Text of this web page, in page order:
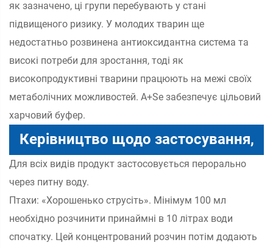
як зазначено, ці групи перебувають у стані
підвищеного ризику. У молодих тварин ще
недостатньо розвинена антиоксидантна система та
високі потреби для зростання, тоді як
високопродуктивні тварини працюють на межі своїх
метаболічних можливостей. A+Se забезпечує цільовий
харчовий буфер.
Керівництво щодо застосування,
специфічне для виду
Для всіх видів продукт застосовується перорально
через питну воду.
Птахи: «Хорошенько струсіть». Мінімум 100 мл
необхідно розчинити принаймні в 10 літрах води
спочатку. Цей концентрований розчин потім додають